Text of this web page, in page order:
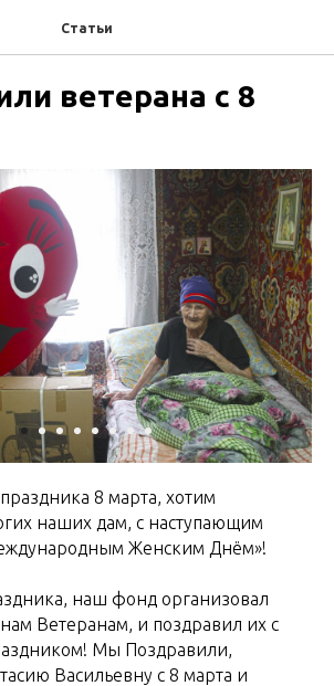
Статьи
ветерана с 8
8 марта, хотим
наших дам, с наступающим
Женским Днём»!
наш фонд организовал
Ветеранам, и поздравил их с
Мы Поздравили,
Васильевну с 8 марта и